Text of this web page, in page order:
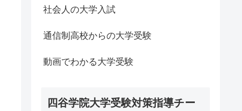
社会人の大学入試
通信制高校からの大学受験
動画でわかる大学受験
四谷学院大学受験対策指導チー